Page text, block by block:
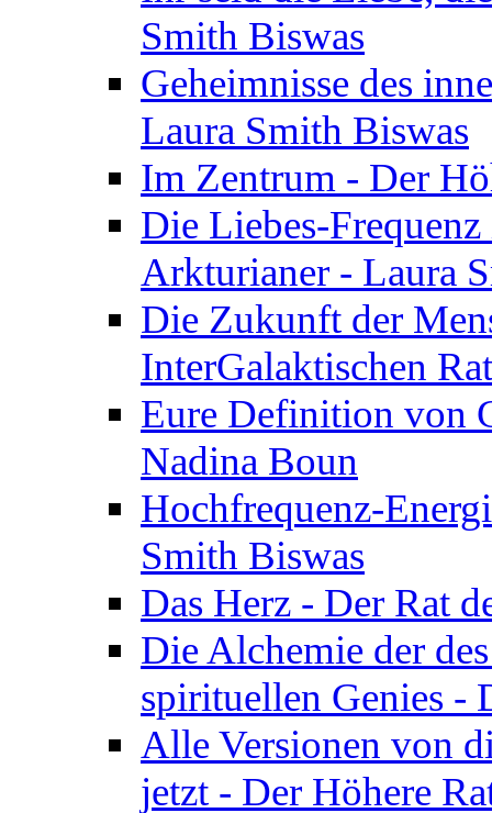
Smith Biswas
Geheimnisse des
Laura Smith Biswas
Im Zentrum - Der
Die Liebes-
Arkturianer - Laura
Die Zukunft der
InterGalaktischen
Eure Definition von
Nadina Boun
Hochfrequenz-
Smith Biswas
Das Herz - Der Rat
Die Alchemie der
spirituellen Genies -
Alle Versionen von
jetzt - Der Höhere